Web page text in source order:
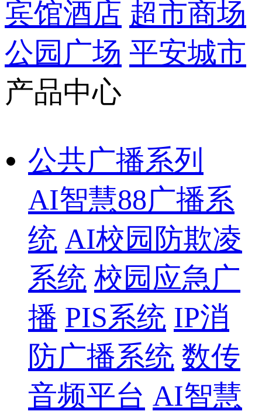
宾馆酒店 超市商场
公园广场 平安城市
产品中心
公共广播系列
AI智慧88广播系
统 AI校园防欺凌
系统 校园应急广
播 PIS系统 IP消
防广播系统 数传
音频平台 AI智慧